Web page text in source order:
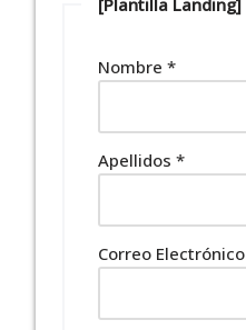
[Plantilla Landing]
Nombre *
Apellidos *
Correo Electrónico